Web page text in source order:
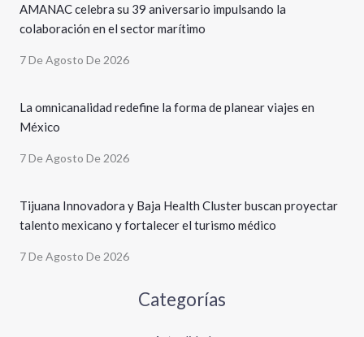
AMANAC celebra su 39 aniversario impulsando la
colaboración en el sector marítimo
7 De Agosto De 2026
La omnicanalidad redefine la forma de planear viajes en
México
7 De Agosto De 2026
Tijuana Innovadora y Baja Health Cluster buscan proyectar
talento mexicano y fortalecer el turismo médico
7 De Agosto De 2026
Categorías